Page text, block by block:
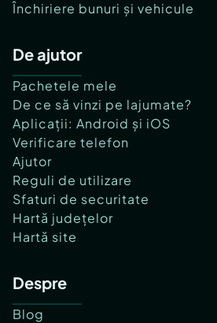
Închiriere bunuri și vehicule
De ajutor
Pachetele mele
De ce să vinzi pe lajumate?
Aplicații: Android și iOS
Verificare telefon
Ajutor
Reguli de utilizare
Sfaturi de securitate
Hartă județelor
Hartă site
Despre
Blog